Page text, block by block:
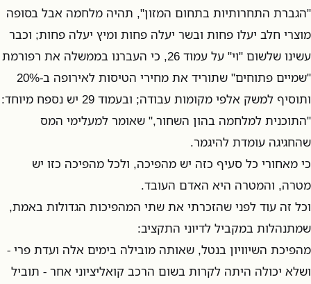
"הגברת התחרותיות בתחום המזון", תהיה מלחמה אבל בסופה
מוצרי חלב יעלו פחות ובשר יעלה פחות ומיץ יעלה פחות; וכבר
עשינו שלשום "וי" על עמוד 26, כי העברנו בממשלה את רפורמת
"שמיים פתוחים" שתוריד את מחירי הטיסות לאירופה ב-20%
ותוסיף למשק אלפי מקומות עבודה; ובעמוד 29 יש נספח מיוחד:
"התוכנית למלחמה בהון השחור," שאומר למעלימי המס
שהחגיגה עומדת להיגמר.
כי מאחורי כל סעיף כזה יש מהפיכה, ולכל מהפיכה כזו יש
מטרה, והמטרה היא האדם העובד.
וכל זה עוד לפני שהזכרתי את שתי המהפיכות הגדולות באמת,
שמתנהלות במקביל לדיוני התקציב:
מהפיכת השיוויון בנטל, שאותה מובילה בימים אלה ועדת פרי -
ושלא יכולה היתה לקרות בשום הרכב קואליציוני אחר - תוביל